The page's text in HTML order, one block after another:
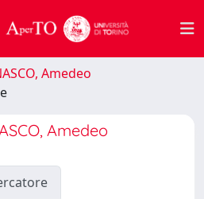
Amedeo
Amedeo